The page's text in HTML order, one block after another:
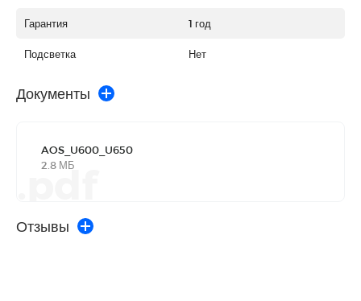
Гарантия 1 год
Подсветка Нет
Документы
AOS_U600_U650
2.8 МБ
.pdf
Отзывы